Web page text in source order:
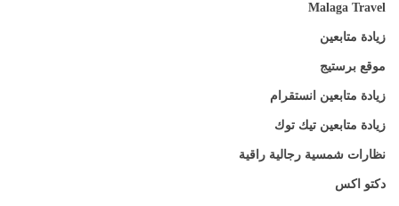
Malaga Travel
زيادة متابعين
موقع برستيج
زيادة متابعين انستقرام
زيادة متابعين تيك توك
نظارات شمسية رجالية راقية
دكتو اكس